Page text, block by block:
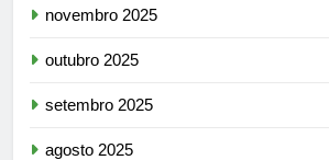
novembro 2025
outubro 2025
setembro 2025
agosto 2025